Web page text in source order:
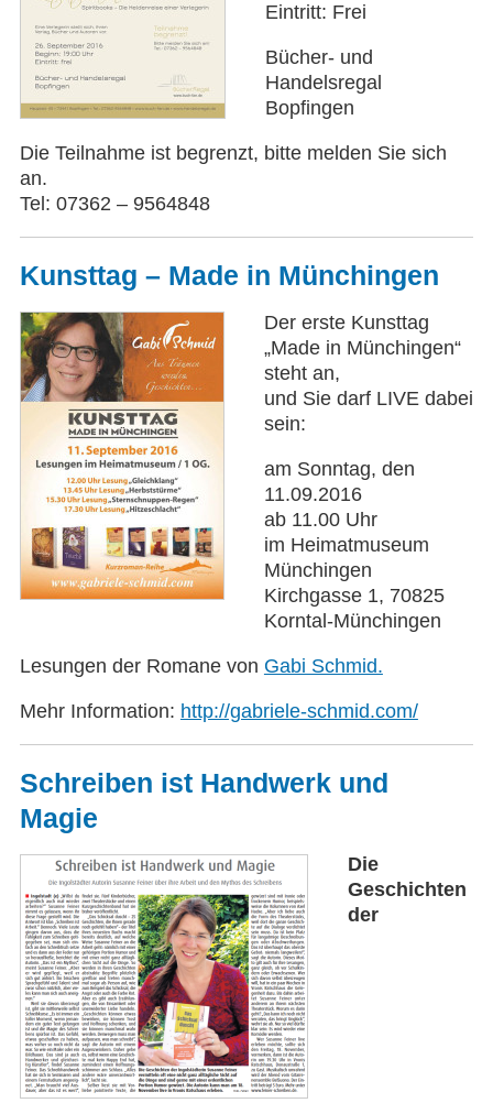
Eintritt: Frei
Bücher- und
Handelsregal
Bopfingen
Die Teilnahme ist begrenzt, bitte melden Sie sich
an.
Tel: 07362 – 9564848
Kunsttag – Made in Münchingen
Der erste Kunsttag
„Made in Münchingen“
steht an,
und Sie darf LIVE dabei
sein:
am Sonntag, den
11.09.2016
ab 11.00 Uhr
im Heimatmuseum
Münchingen
Kirchgasse 1, 70825
Korntal-Münchingen
Lesungen der Romane von Gabi Schmid.
Mehr Information: http://gabriele-schmid.com/
Schreiben ist Handwerk und
Magie
Die
Geschichten
der